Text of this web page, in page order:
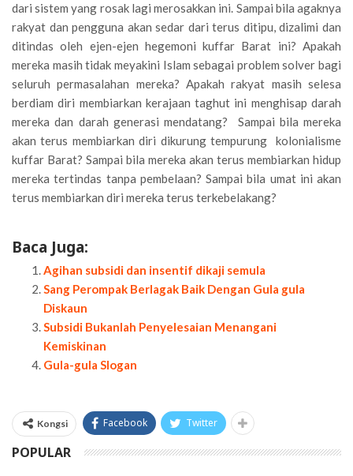
dari sistem yang rosak lagi merosakkan ini. Sampai bila agaknya
rakyat dan pengguna akan sedar dari terus ditipu, dizalimi dan
ditindas oleh ejen-ejen hegemoni kuffar Barat ini? Apakah
mereka masih tidak meyakini Islam sebagai problem solver bagi
seluruh permasalahan mereka? Apakah rakyat masih selesa
berdiam diri membiarkan kerajaan taghut ini menghisap darah
mereka dan darah generasi mendatang? Sampai bila mereka
akan terus membiarkan diri dikurung tempurung kolonialisme
kuffar Barat? Sampai bila mereka akan terus membiarkan hidup
mereka tertindas tanpa pembelaan? Sampai bila umat ini akan
terus membiarkan diri mereka terus terkebelakang?
Baca Juga:
Agihan subsidi dan insentif dikaji semula
Sang Perompak Berlagak Baik Dengan Gula gula
Diskaun
Subsidi Bukanlah Penyelesaian Menangani
Kemiskinan
Gula-gula Slogan
Kongsi Facebook Twitter
POPULAR